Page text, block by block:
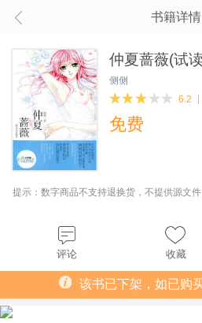
书籍详情
仲夏蔷薇(试
侧侧
6.2
免费
提示：数字商品不支持退换货，不提供源文件
评论 收藏
该书已下架，如已购